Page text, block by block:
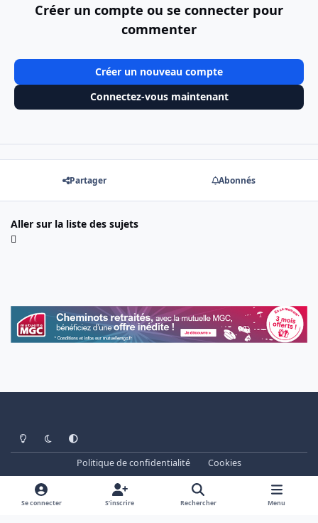
Créer un compte ou se connecter pour
commenter
Créer un nouveau compte
Connectez-vous maintenant
Partager Abonnés
Aller sur la liste des sujets
Light ModeDark ModeSystem Preference
Politique de confidentialité
Cookies
www.cheminots.net - Forum Libre depuis 2003
Powered by
Invision Community
Se connecter S’inscrire Rechercher Menu